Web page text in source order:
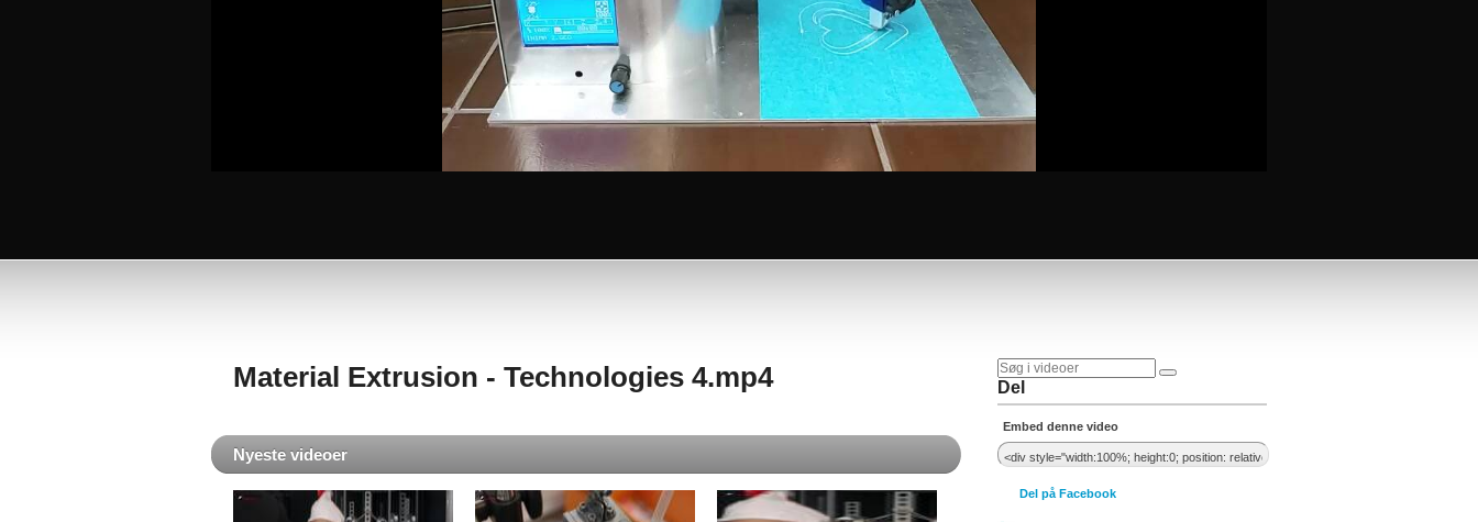
Del
Embed denne video
Del på Facebook
Material Extrusion - Technologies 4.mp4
Nyeste videoer